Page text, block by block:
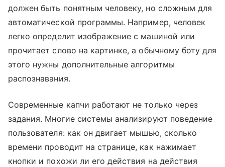
должен быть понятным человеку, но сложным для
автоматической программы. Например, человек
легко определит изображение с машиной или
прочитает слово на картинке, а обычному боту для
этого нужны дополнительные алгоритмы
распознавания.
Современные капчи работают не только через
задания. Многие системы анализируют поведение
пользователя: как он двигает мышью, сколько
времени проводит на странице, как нажимает
кнопки и похожи ли его действия на действия